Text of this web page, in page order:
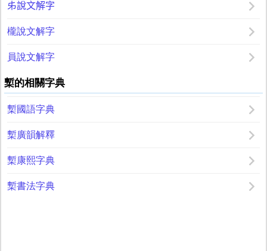
𠂔說文解字
櫳說文解字
員說文解字
槧的相關字典
槧國語字典
槧廣韻解釋
槧康熙字典
槧書法字典